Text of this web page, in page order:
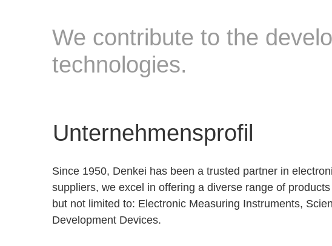
We contribute to the
technologies.
Unternehmensprofil
Since 1950, Denkei has been a trusted partner in
suppliers, we excel in offering a diverse range of
but not limited to: Electronic Measuring Instruments,
Development Devices.